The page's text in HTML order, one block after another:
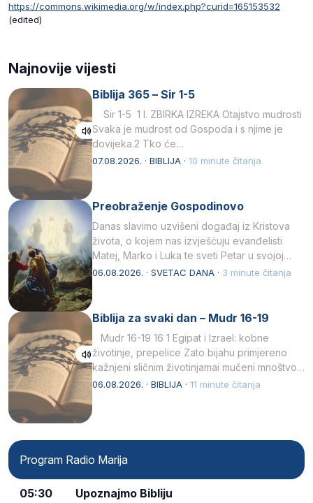
https://commons.wikimedia.org/w/index.php?curid=165153532
(edited)
Najnovije vijesti
Biblija 365 – Sir 1-5
Sir 1-5 1 I. ZBIRKA IZREKA Otajstvo mudrosti
Svaka je mudrost od Gospoda i s njime je
dovijeka.2 Tko će…
07.08.2026. · BIBLIJA · 10 minute čitanja
Preobraženje Gospodinovo
Danas slavimo uzvišeni događaj iz Kristova
života, o kojem nas izvješćuju evanđelisti
Matej, Marko i Luka te sveti Petar u svojoj
drugoj…
06.08.2026. · SVETAC DANA · 3 minute čitanja
Biblija za svaki dan – Mudr 16-19
Mudr 16-19 16 1 Egipat i Izrael: kobne
životinje, prepelice Zato bijahu primjereno
kažnjeni sličnim životinjamai mučeni mnoštvom
kukaca.2 A narod…
06.08.2026. · BIBLIJA · 11 minute čitanja
Program Radio Marija
05:30 Upoznajmo Bibliju